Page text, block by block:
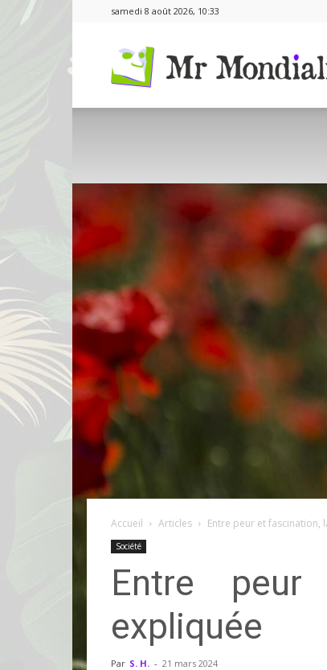
samedi 8 août 2026, 10:33
Accueil Articles Entre peur et fascination,
Société
Entre peur
expliquée
Par S. H. - 21 mars 2024